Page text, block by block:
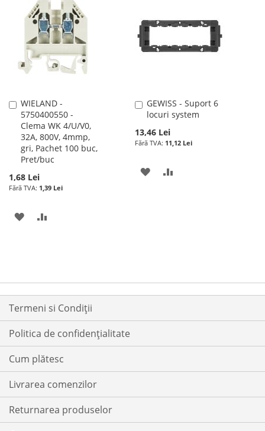
LISTA
DORINTE
COMPARARE
WIELAND -
5750400550 -
Clema WK 4/U/V0,
32A, 800V, 4mmp,
gri, Pachet 100 buc,
Pret/buc
1,68 Lei
1,39 Lei
Adauga
în
cos
ADAUGATI
DORINTE
GEWISS - Suport 6
locuri system
13,46 Lei
11,12 Lei
Adauga
în
ADAUGATI
Termeni si Condiții
Politica de confidențialitate
Cum plătesc
Livrarea comenzilor
Returnarea produselor